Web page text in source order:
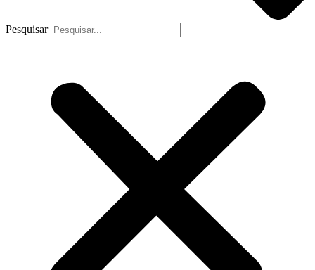
Pesquisar